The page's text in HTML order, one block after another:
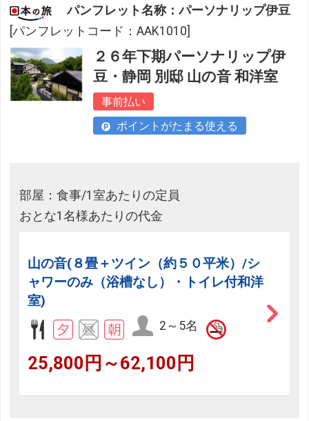
パンフレット名称：パーソナリップ伊豆
[パンフレットコード：AAK1010]
２６年下期パーソナリップ伊
豆・静岡 別邸 山の音 和洋室
事前払い
ポイントがたまる使える
部屋：食事/1室あたりの定員
おとな1名様あたりの代金
山の音(８畳＋ツイン（約５０平米）/シ
ャワーのみ（浴槽なし）・トイレ付和洋
室)
2～5名
25,800円～62,100円